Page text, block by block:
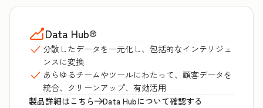
Data Hub®
分散したデータを一元化し、包括的なインテリジェ
ンスに変換
あらゆるチームやツールにわたって、顧客データを
統合、クリーンアップ、有効活用
製品詳細はこちら
Data Hubについて確認する